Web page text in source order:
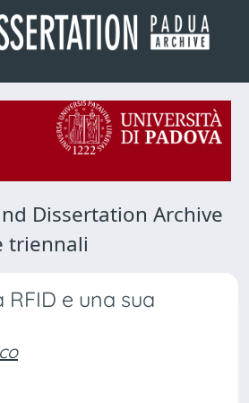
Dissertation Archive
triennali
e una sua